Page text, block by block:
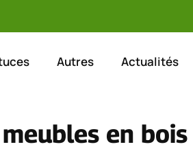
Autres Actualités
en bois